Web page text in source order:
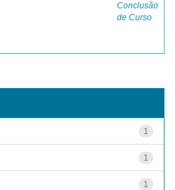
Conclusão
de Curso
1
1
1